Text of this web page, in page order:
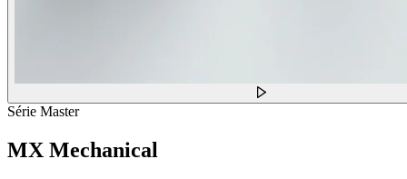
Série Master
MX Mechanical